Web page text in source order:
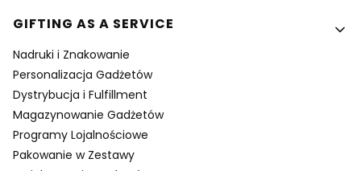
GIFTING AS A SERVICE
Nadruki i Znakowanie
Personalizacja Gadżetów
Dystrybucja i Fulfillment
Magazynowanie Gadżetów
Programy Lojalnościowe
Pakowanie w Zestawy